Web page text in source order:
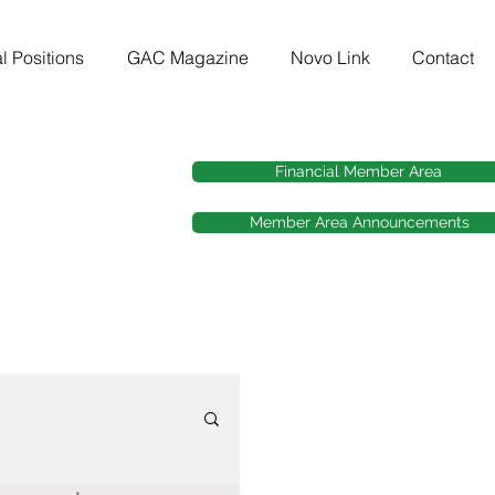
Positions GAC Magazine Novo Link Contact
Financial Member Area
Member Area Announcements